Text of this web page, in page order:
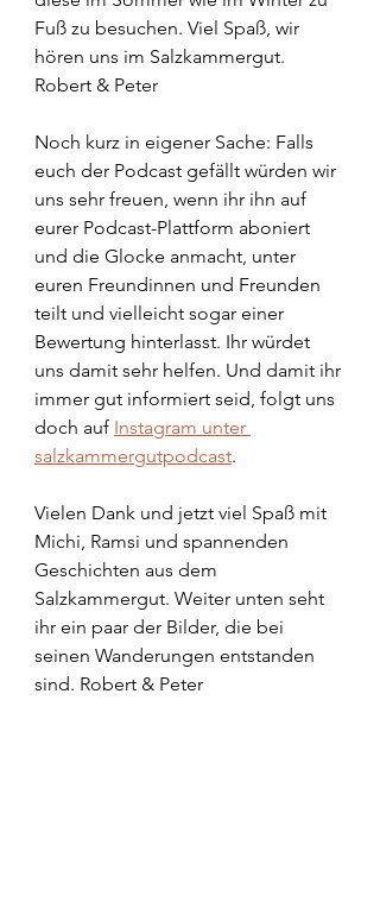
Fuß zu besuchen. Viel Spaß, wir
hören uns im Salzkammergut.
Robert & Peter
Noch kurz in eigener Sache: Falls
euch der Podcast gefällt würden wir
uns sehr freuen, wenn ihr ihn auf
eurer Podcast-Plattform aboniert
und die Glocke anmacht, unter
euren Freundinnen und Freunden
teilt und vielleicht sogar einer
Bewertung hinterlasst. Ihr würdet
uns damit sehr helfen. Und damit ihr
immer gut informiert seid, folgt uns
doch auf Instagram unter
salzkammergutpodcast.
Vielen Dank und jetzt viel Spaß mit
Michi, Ramsi und spannenden
Geschichten aus dem
Salzkammergut. Weiter unten seht
ihr ein paar der Bilder, die bei
seinen Wanderungen entstanden
sind. Robert & Peter